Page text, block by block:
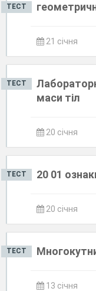
ТЕСТ
21 січня
ТЕСТ
маси тіл
20 січня
ТЕСТ 20 01
20 січня
ТЕСТ
13 січня